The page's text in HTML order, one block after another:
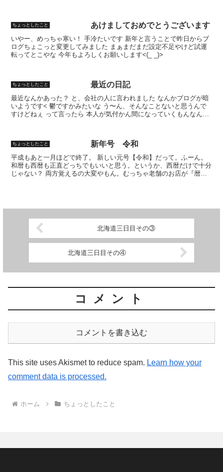
ちょっとしたこと あけましておめでとうございます
いやー、めっちゃ寒い！ 手冷たいです 新年と言うことで昨日からブ
ログちょこっと変更してみました まぁまだまだ設定不足やけど試運
転ってとこやな 今年もよろしくお願いします<(_ _)>
ちょっとしたこと 最近の日記
最近なんかあった？ と、会社の人に言われました なんかブログが暗
いようです< 鬱ですかみたいな う〜ん、そんなことないと思うんで
すけどねぇ って言ったら 本人が気付かん間になっていくもんなんで
ちょっとしたこと 新年号 令和
平成もあと一月ほどで終了。 新しい元号【令和】だって。ふーん。
和暦も西暦も正直どっちでもいいと思う。というか、西暦だけで十分
じゃない？ 両方覚えるの大変やもん。むっちゃ老舗のお店が『暦応
北海道三日目その③
北海道三日目その④
コメント
コメントを書き込む
This site uses Akismet to reduce spam. Learn how your
comment data is processed.
ホーム ちょっとしたこと